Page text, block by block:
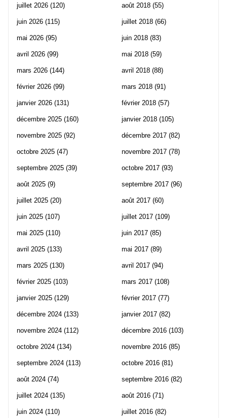
juillet 2026 (120)
juin 2026 (115)
mai 2026 (95)
avril 2026 (99)
mars 2026 (144)
février 2026 (99)
janvier 2026 (131)
décembre 2025 (160)
novembre 2025 (92)
octobre 2025 (47)
septembre 2025 (39)
août 2025 (9)
juillet 2025 (20)
juin 2025 (107)
mai 2025 (110)
avril 2025 (133)
mars 2025 (130)
février 2025 (103)
janvier 2025 (129)
décembre 2024 (133)
novembre 2024 (112)
octobre 2024 (134)
septembre 2024 (113)
août 2024 (74)
juillet 2024 (135)
juin 2024 (110)
août 2018 (55)
juillet 2018 (66)
juin 2018 (83)
mai 2018 (59)
avril 2018 (88)
mars 2018 (91)
février 2018 (57)
janvier 2018 (105)
décembre 2017 (82)
novembre 2017 (78)
octobre 2017 (93)
septembre 2017 (96)
août 2017 (60)
juillet 2017 (109)
juin 2017 (85)
mai 2017 (89)
avril 2017 (94)
mars 2017 (108)
février 2017 (77)
janvier 2017 (82)
décembre 2016 (103)
novembre 2016 (85)
octobre 2016 (81)
septembre 2016 (82)
août 2016 (71)
juillet 2016 (82)